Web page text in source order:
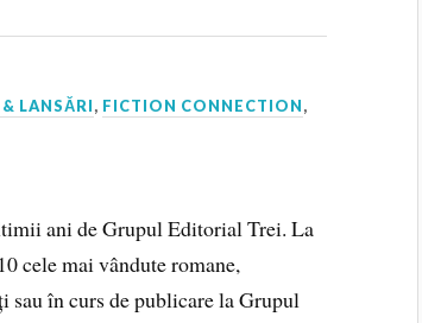
LANSĂRI, FICTION CONNECTION,
ani de Grupul Editorial Trei. La
cele mai vândute romane,
sau în curs de publicare la Grupul